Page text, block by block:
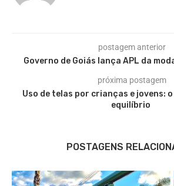
postagem anterior
Governo de Goiás lança APL da
próxima postagem
Uso de telas por crianças e jovens:
equilíbrio
POSTAGENS